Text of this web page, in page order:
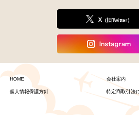
X（旧Twitter）
HOME 会社案内
個人情報保護方針 特定商取引法